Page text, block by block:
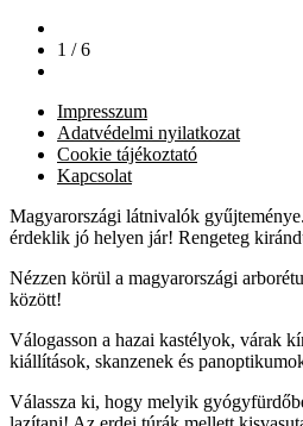
1 / 6
Impresszum
Adatvédelmi nyilatkozat
Cookie tájékoztató
Kapcsolat
Magyarországi látnivalók
érdeklik jó helyen jár! Rengeteg
Nézzen körül a magyarországi
között!
Válogasson a hazai kastélyok, várak
kiállítások, skanzenek és
Válassza ki, hogy melyik